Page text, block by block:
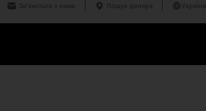
Зв'яжіться з нами Пошук дилера Україна